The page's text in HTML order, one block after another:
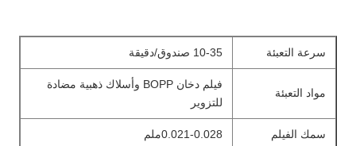
سرعة التعبئة 10-35 صندوق/دقيقة
مواد التعبئة
فيلم دخان BOPP وأسلاك ذهبية مضادة
للتزوير
سمك الفيلم 0.021-0.028ملم